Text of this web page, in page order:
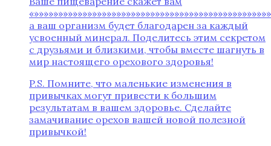
а ваш организм будет благодарен за каждый
усвоенный минерал. Поделитесь этим секретом
с друзьями и близкими, чтобы вместе шагнуть в
мир настоящего орехового здоровья!
P.S. Помните, что маленькие изменения в
привычках могут привести к большим
результатам в вашем здоровье. Сделайте
замачивание орехов вашей новой полезной
привычкой!